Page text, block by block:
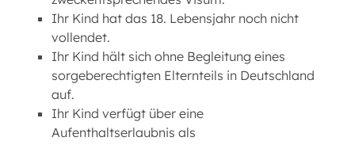
Ihr Kind hat das 18. Lebensjahr noch nicht
vollendet.
Ihr Kind hält sich ohne Begleitung eines
sorgeberechtigten Elternteils in Deutschland
auf.
Ihr Kind verfügt über eine
Aufenthaltserlaubnis als